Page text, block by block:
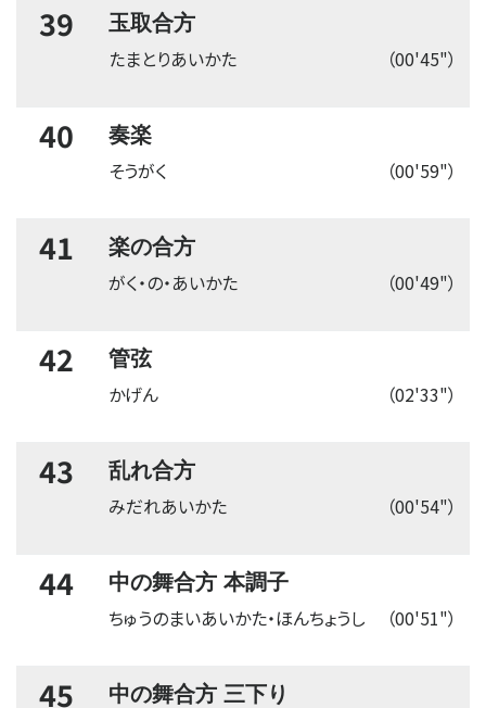
39 玉取合方
（00'45"）
たまとりあいかた
40 奏楽
（00'59"）
そうがく
41 楽の合方
（00'49"）
がく・の・あいかた
42 管弦
（02'33"）
かげん
43 乱れ合方
（00'54"）
みだれあいかた
44 中の舞合方 本調子
（00'51"）
ちゅうのまいあいかた・ほんちょうし
45 中の舞合方 三下り